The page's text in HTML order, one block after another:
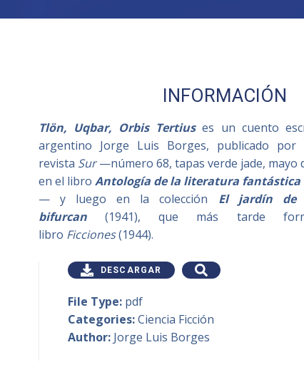
INFORMACIÓN
Tlön, Uqbar, Orbis Tertiuses un cuento
argentino Jorge Luis Borges, publicado
revista Sur—número 68, tapas verde jade, mayo
en el libro Antología de la literatura fantástica
— y luego en la colección El jardín de
bifurcan(1941), que más tarde
libro Ficciones(1944).
DESCARGAR
File Type: pdf
Categories:Ciencia Ficción
Author: Jorge Luis Borges